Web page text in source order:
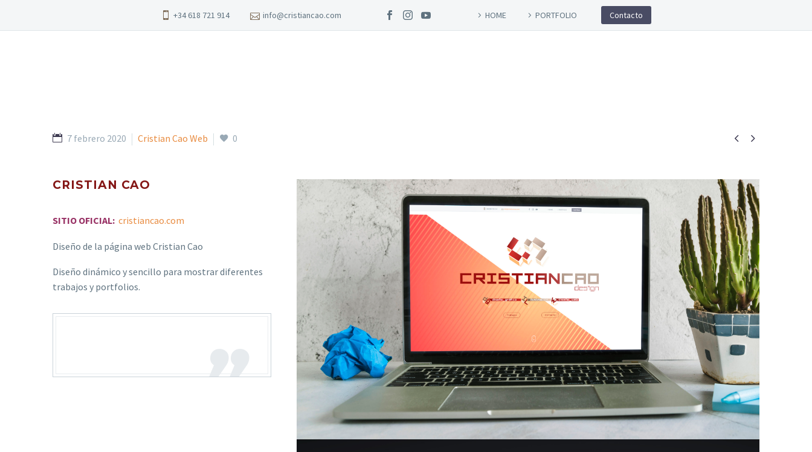
+34 618 721 914 info@cristiancao.com HOME PORTFOLIO Contacto
 
7 febrero 2020 Cristian Cao Web 0
CRISTIAN CAO
SITIO OFICIAL: cristiancao.com
Diseño de la página web Cristian Cao
Diseño dinámico y sencillo para mostrar diferentes
trabajos y portfolios.